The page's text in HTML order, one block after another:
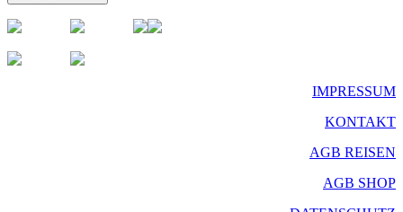
IMPRESSUM
KONTAKT
AGB REISEN
AGB SHOP